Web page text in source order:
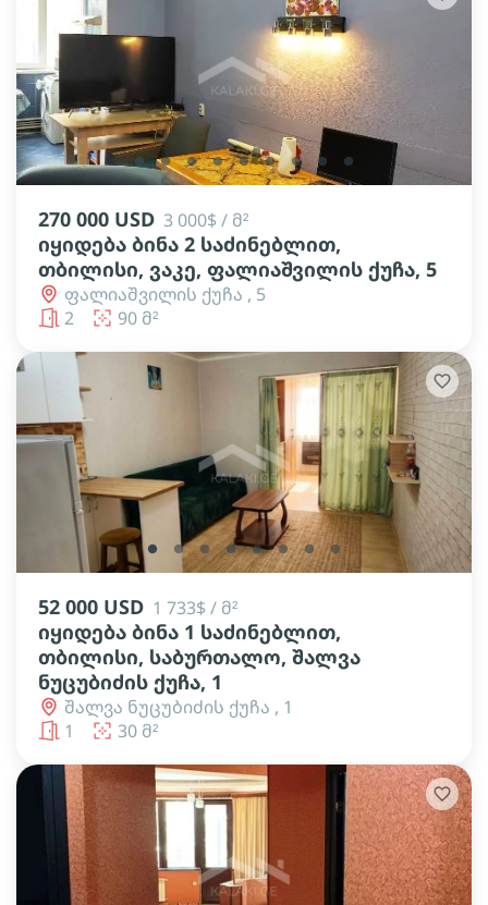
lens lens lens lens lens lens lens lens lens
270 000 USD 3 000$ / მ²
იყიდება ბინა 2 საძინებლით,
თბილისი, ვაკე, ფალიაშვილის ქუჩა, 5
ფალიაშვილის ქუჩა , 5
2
90 მ²
lens lens lens lens lens lens lens lens
52 000 USD 1 733$ / მ²
იყიდება ბინა 1 საძინებლით,
თბილისი, საბურთალო, შალვა
ნუცუბიძის ქუჩა, 1
შალვა ნუცუბიძის ქუჩა , 1
1
30 მ²